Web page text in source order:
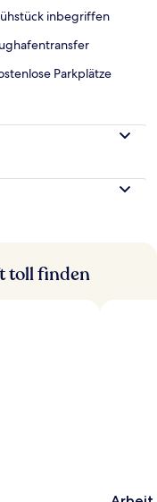
inbegriffen
Parkplätze
toll finden